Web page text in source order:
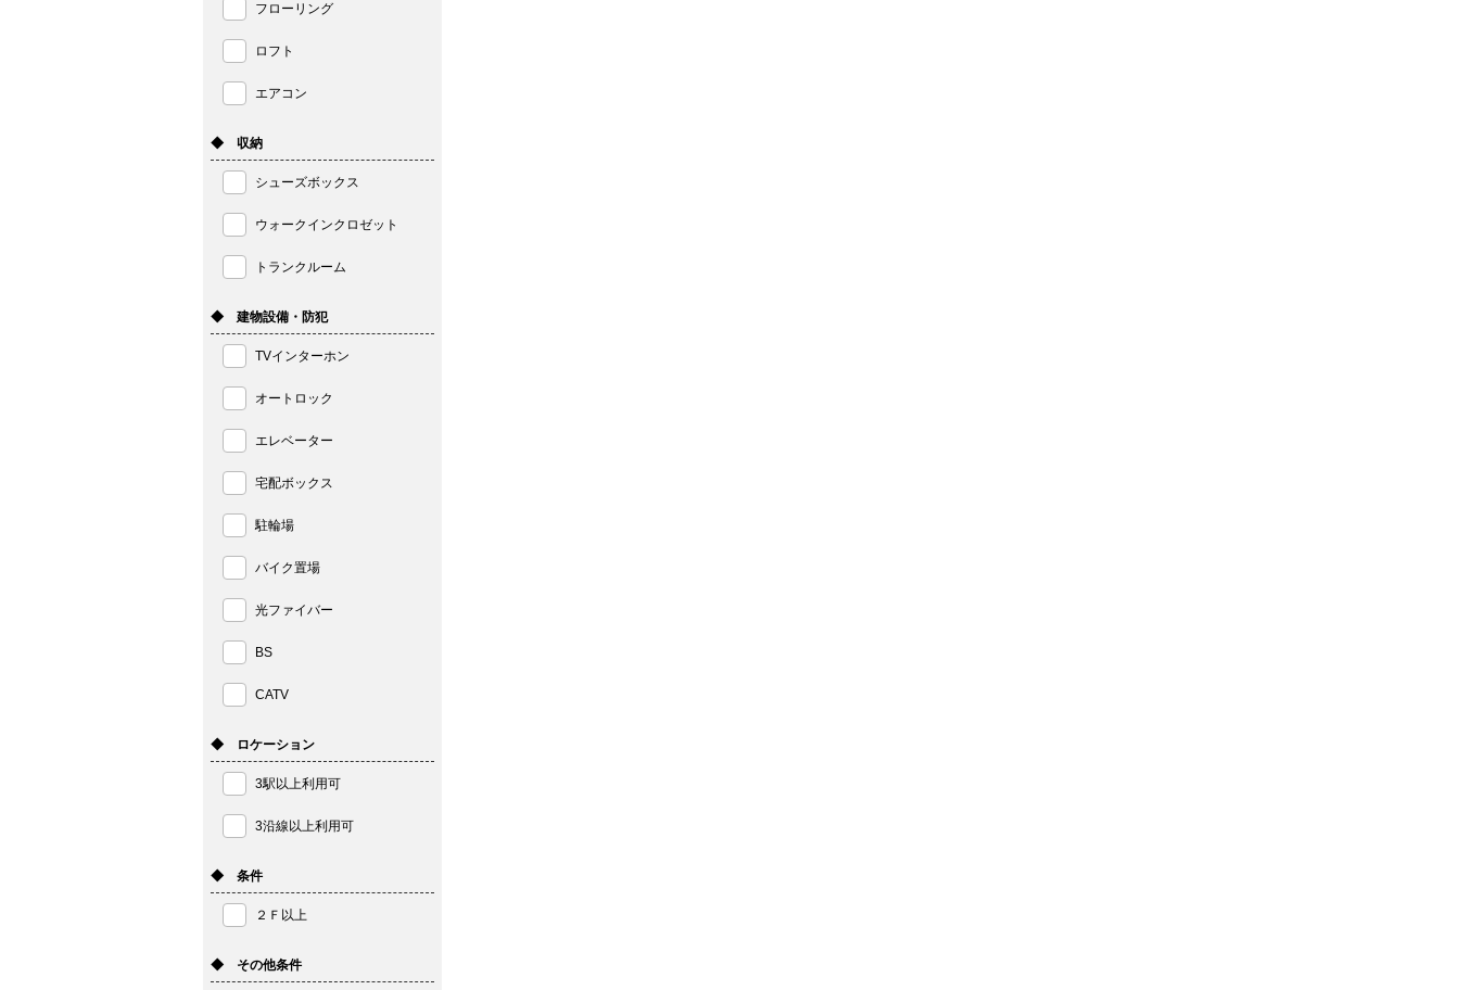
フローリング
ロフト
エアコン
◆ 収納
シューズボックス
ウォークインクロゼット
トランクルーム
◆ 建物設備・防犯
TVインターホン
オートロック
エレベーター
宅配ボックス
駐輪場
バイク置場
光ファイバー
BS
CATV
◆ ロケーション
3駅以上利用可
3沿線以上利用可
◆ 条件
２Ｆ以上
◆ その他条件